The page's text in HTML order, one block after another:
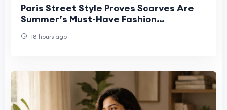
Paris Street Style Proves Scarves Are
Summer’s Must-Have Fashion
18 hours ago